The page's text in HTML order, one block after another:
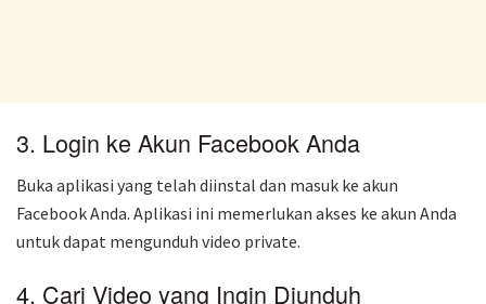
3. Login ke Akun Facebook Anda
Buka aplikasi yang telah diinstal dan masuk ke akun
Facebook Anda. Aplikasi ini memerlukan akses ke akun Anda
untuk dapat mengunduh video private.
4. Cari Video yang Ingin Diunduh